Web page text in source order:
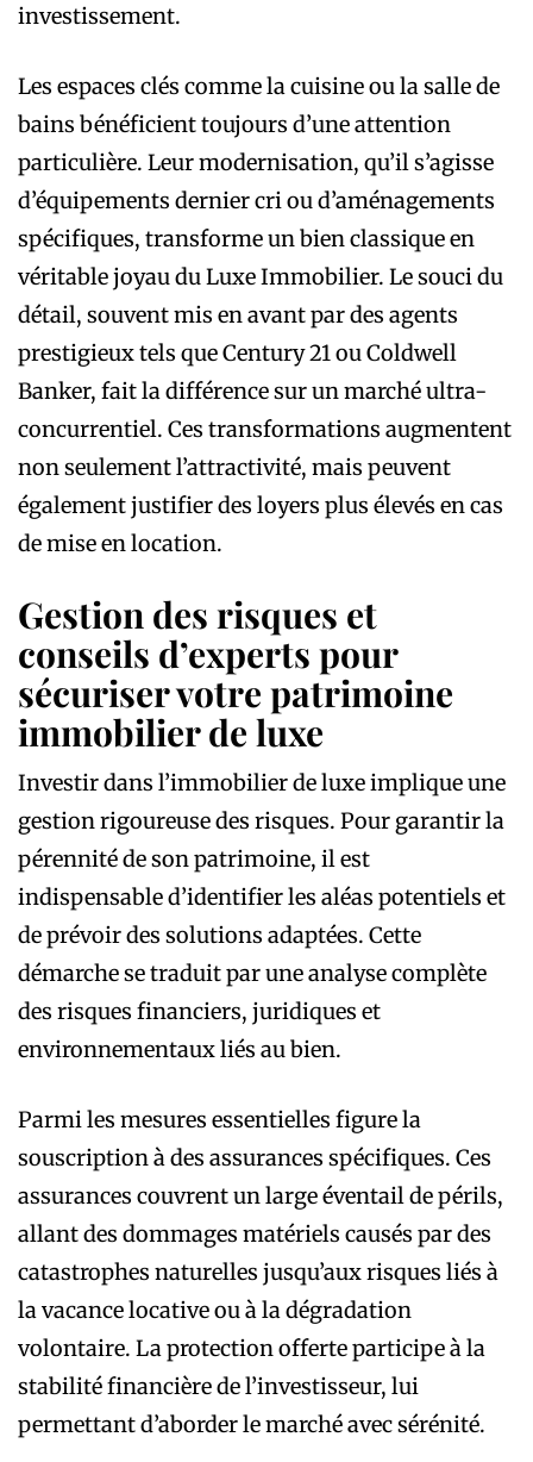
investissement.
Les espaces clés comme la cuisine ou la salle de
bains bénéficient toujours d’une attention
particulière. Leur modernisation, qu’il s’agisse
d’équipements dernier cri ou d’aménagements
spécifiques, transforme un bien classique en
véritable joyau du Luxe Immobilier. Le souci du
détail, souvent mis en avant par des agents
prestigieux tels que Century 21 ou Coldwell
Banker, fait la différence sur un marché ultra-
concurrentiel. Ces transformations augmentent
non seulement l’attractivité, mais peuvent
également justifier des loyers plus élevés en cas
de mise en location.
Gestion des risques et
conseils d’experts pour
sécuriser votre patrimoine
immobilier de luxe
Investir dans l’immobilier de luxe implique une
gestion rigoureuse des risques. Pour garantir la
pérennité de son patrimoine, il est
indispensable d’identifier les aléas potentiels et
de prévoir des solutions adaptées. Cette
démarche se traduit par une analyse complète
des risques financiers, juridiques et
environnementaux liés au bien.
Parmi les mesures essentielles figure la
souscription à des assurances spécifiques. Ces
assurances couvrent un large éventail de périls,
allant des dommages matériels causés par des
catastrophes naturelles jusqu’aux risques liés à
la vacance locative ou à la dégradation
volontaire. La protection offerte participe à la
stabilité financière de l’investisseur, lui
permettant d’aborder le marché avec sérénité.